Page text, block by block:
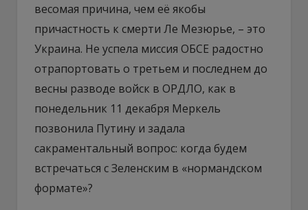
весомая причина, чем её якобы
причастность к смерти Ле Мезюрье, – это
Украина. Не успела миссия ОБСЕ радостно
отрапортовать о третьем и последнем до
весны разводе войск в ОРДЛО, как в
понедельник 11 декабря Меркель
позвонила Путину и задала
сакраментальный вопрос: когда будем
встречаться с Зеленским в «нормандском
формате»?